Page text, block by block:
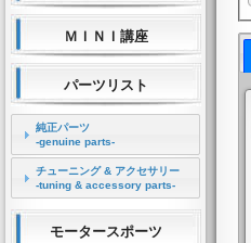
ＭＩＮＩ講座
パーツリスト
純正パーツ
-genuine parts-
チューニング & アクセサリー
-tuning & accessory parts-
モータースポーツ